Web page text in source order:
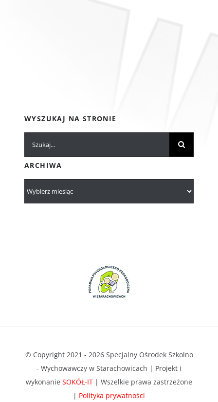
WYSZUKAJ NA STRONIE
ARCHIWA
© Copyright 2021 - 2026 Specjalny Ośrodek Szkolno
- Wychowawczy w Starachowicach | Projekt i
wykonanie SOKÓŁ-IT | Wszelkie prawa zastrzeżone
| Polityka prywatności